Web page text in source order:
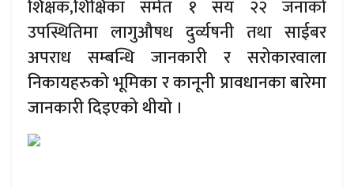
शिक्षक,शिक्षिका समेत १ सय २२ जनाको
उपस्थितिमा लागुऔषध दुर्व्यषनी तथा साईबर
अपराध सम्बन्धि जानकारी र सरोकारवाला
निकायहरुको भूमिका र कानूनी प्रावधानका बारेमा
जानकारी दिइएको थीयो ।